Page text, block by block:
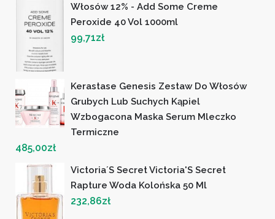
Włosów 12% - Add Some Creme
Peroxide 40 Vol 1000ml
99,71zł
Kerastase Genesis Zestaw Do Włosów
Grubych Lub Suchych Kąpiel
Wzbogacona Maska Serum Mleczko
Termiczne
485,00zł
Victoria´S Secret Victoria'S Secret
Rapture Woda Kolońska 50 Ml
232,86zł